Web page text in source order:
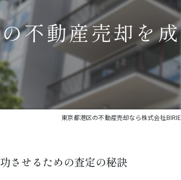
不動産売却を
東京都港区の不動産売却なら株式会社
させるための査定の秘訣